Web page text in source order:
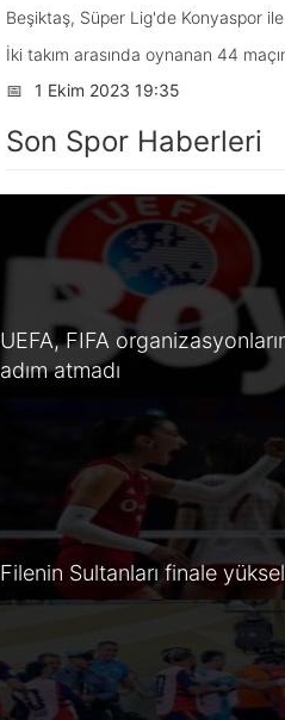
Beşiktaş, Süper Lig'de Konyaspor ile
İki takım arasında oynanan 44
📅
1 Ekim 2023 19:35
Son Spor Haberleri
UEFA, FIFA
adım atmadı
Filenin Sultanları finale